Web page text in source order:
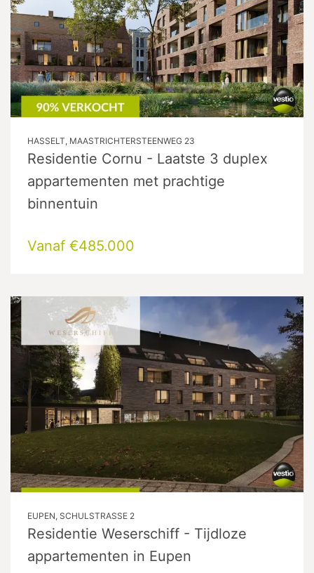
HASSELT, MAASTRICHTERSTEENWEG 23
Residentie Cornu - Laatste 3 duplex
appartementen met prachtige
binnentuin
Vanaf €485.000
EUPEN, SCHULSTRASSE 2
Residentie Weserschiff - Tijdloze
appartementen in Eupen